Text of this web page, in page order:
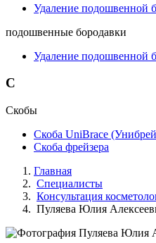
Удаление подошвенной
подошвенные бородавки
Удаление подошвенной
С
Скобы
Скоба UniBrace
Скоба фрейзера
Главная
Специалисты
Консультация
Пуляева Юлия